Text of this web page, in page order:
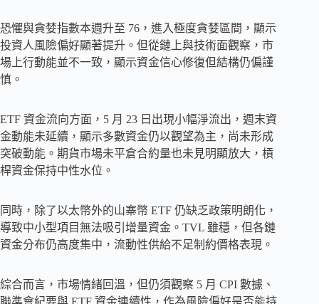
恐懼與貪婪指數本週升至 76，進入極度貪婪區間，顯示
投資人風險偏好顯著提升。但從鏈上與技術面觀察，市
場上行動能並不一致，顯示資金信心修復但結構仍偏謹
慎。
ETF 資金流向方面，5 月 23 日出現小幅淨流出，週末資
金動能未延續，顯示多數資金仍以觀望為主，尚未形成
突破動能。期貨市場未平倉合約量也未見明顯放大，槓
桿資金保持中性水位。
同時，除了以太幣外的山寨幣 ETF 仍缺乏政策明朗化，
導致中小型項目無法吸引增量資金。TVL 雖穩，但各鏈
資金分布仍高度集中，流動性供給不足制約價格表現。
綜合而言，市場情緒回溫，但仍須觀察 5 月 CPI 數據、
聯準會紀要與 ETF 資金連續性，作為風險偏好是否能持